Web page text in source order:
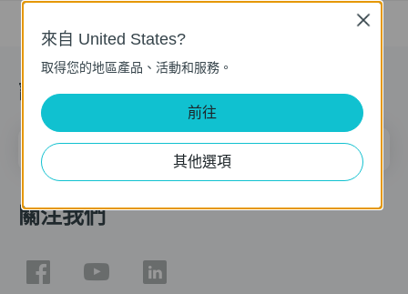
訂閱
電子郵件地址 註冊
關注我們
來自 United States?
取得您的地區產品、活動和服務。
前往
其他選項
Close